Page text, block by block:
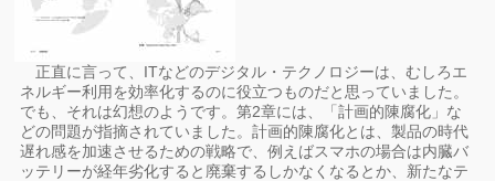
正直に言って、ITなどのデジタル・テクノロジーは、むしろエ
ネルギー利用を効率化するのに役立つものだと思っていました。
でも、それは幻想のようです。第2章には、「計画的陳腐化」な
どの問題が指摘されていました。計画的陳腐化とは、製品の時代
遅れ感を加速させるための戦略で、例えばスマホの場合は内臓バ
ッテリーが経年劣化すると廃棄するしかなくなるとか、新たなテ